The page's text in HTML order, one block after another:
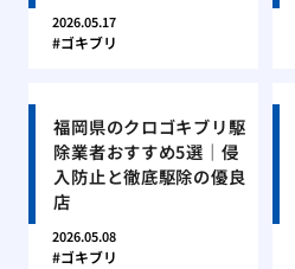
2026.05.17
ゴキブリ
福岡県のクロゴキブリ駆
除業者おすすめ5選｜侵
入防止と徹底駆除の優良
店
2026.05.08
ゴキブリ